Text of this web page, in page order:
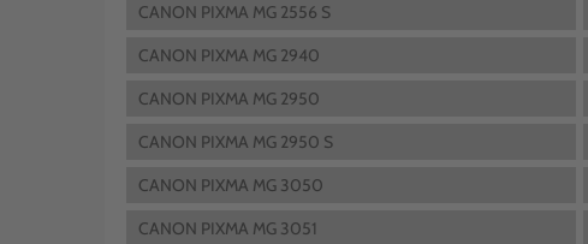
CANON PIXMA MG 2556 S
CANON PIXMA MG 2940
CANON PIXMA MG 2950
CANON PIXMA MG 2950 S
CANON PIXMA MG 3050
CANON PIXMA MG 3051